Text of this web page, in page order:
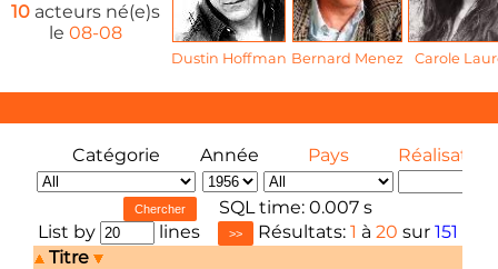
10acteurs né(e)s
le 08-08
Dustin Hoffman Bernard Menez Carole
Catégorie Année Pays Réalisateur
SQL time: 0.007 s
List by
lines Résultats: 1 à 20 sur 151
Titre